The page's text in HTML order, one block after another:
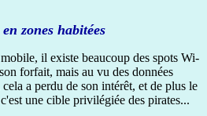
zones habitées
il existe beaucoup des spots Wi-
forfait, mais au vu des données
a perdu de son intérêt, et de plus le
une cible privilégiée des pirates...